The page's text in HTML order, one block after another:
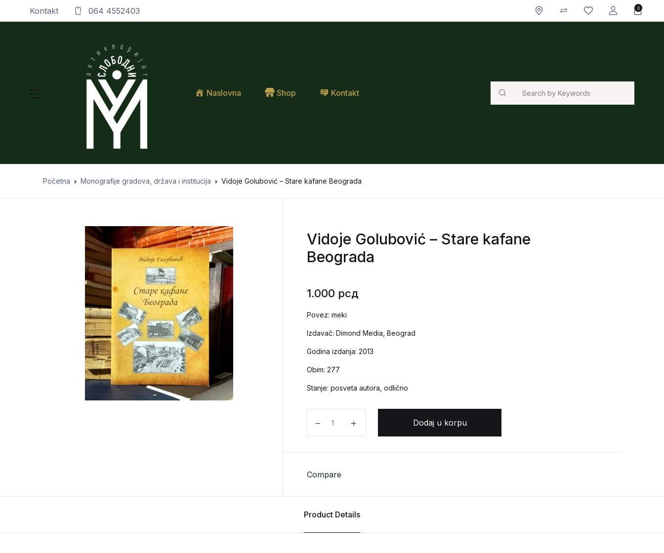
Kontakt 064 4552403 0
Naslovna Shop Kontakt Search
Početna Monografije gradova, država i institucija Vidoje Golubović – Stare kafane Beograda
Vidoje Golubović – Stare kafane
Beograda
1.000 рсд
Povez: meki
Izdavač: Dimond Media, Beograd
Godina izdanja: 2013
Obim: 277
Stanje: posveta autora, odlično
Dodaj u korpu
Compare
Product Details